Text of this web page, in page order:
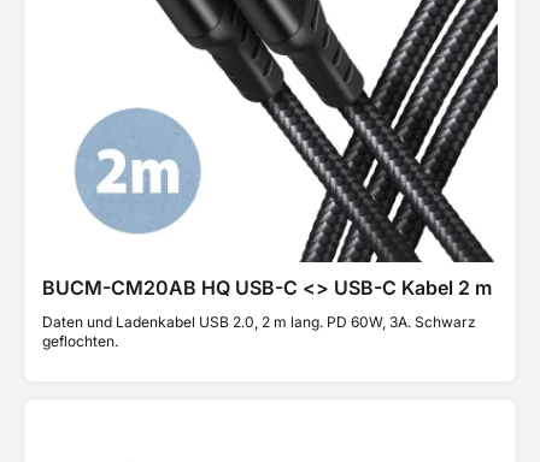
BUCM-CM20AB HQ USB-C <> USB-C Kabel 2 m
Daten und Ladenkabel USB 2.0, 2 m lang. PD 60W, 3A. Schwarz
geflochten.